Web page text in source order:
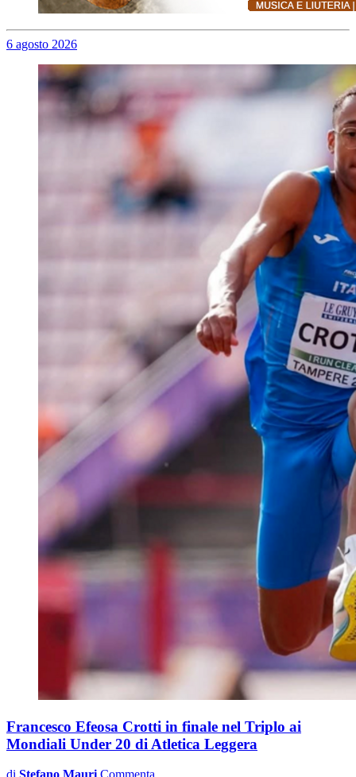
6 agosto 2026
Francesco Efeosa Crotti in finale nel Triplo ai
Mondiali Under 20 di Atletica Leggera